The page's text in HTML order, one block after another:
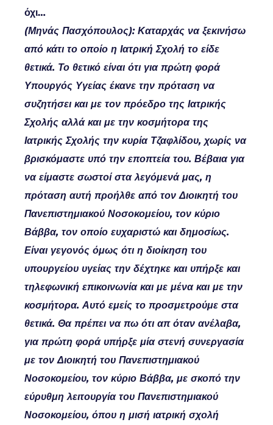
όχι…
(Μηνάς Πασχόπουλος): Καταρχάς να ξεκινήσω
από κάτι το οποίο η Ιατρική Σχολή το είδε
θετικά. Το θετικό είναι ότι για πρώτη φορά
Υπουργός Υγείας έκανε την πρόταση να
συζητήσει και με τον πρόεδρο της Ιατρικής
Σχολής αλλά και με την κοσμήτορα της
Ιατρικής Σχολής την κυρία Τζαφλίδου, χωρίς να
βρισκόμαστε υπό την εποπτεία του. Βέβαια για
να είμαστε σωστοί στα λεγόμενά μας, η
πρόταση αυτή προήλθε από τον Διοικητή του
Πανεπιστημιακού Νοσοκομείου, τον κύριο
Βάββα, τον οποίο ευχαριστώ και δημοσίως.
Είναι γεγονός όμως ότι η διοίκηση του
υπουργείου υγείας την δέχτηκε και υπήρξε και
τηλεφωνική επικοινωνία και με μένα και με την
κοσμήτορα. Αυτό εμείς το προσμετρούμε στα
θετικά. Θα πρέπει να πω ότι απ όταν ανέλαβα,
για πρώτη φορά υπήρξε μία στενή συνεργασία
με τον Διοικητή του Πανεπιστημιακού
Νοσοκομείου, τον κύριο Βάββα, με σκοπό την
εύρυθμη λειτουργία του Πανεπιστημιακού
Νοσοκομείου, όπου η μισή ιατρική σχολή